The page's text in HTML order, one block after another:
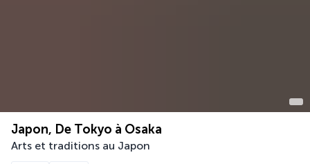
Japon, De Tokyo à Osaka
Arts et traditions au Japon